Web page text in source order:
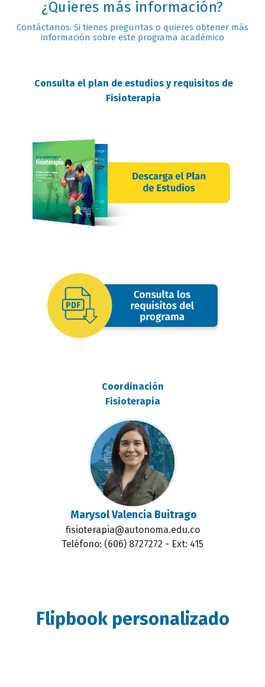
¿Quieres más información?
Contáctanos: Si tienes preguntas o quieres obtener más
información sobre este programa académico
Consulta el plan de estudios y requisitos de
Fisioterapia
image
Coordinación
Fisioterapia
Marysol Valencia Buitrago
fisioterapia@autonoma.edu.co
Teléfono: (606) 8727272 - Ext: 415
Flipbook personalizado